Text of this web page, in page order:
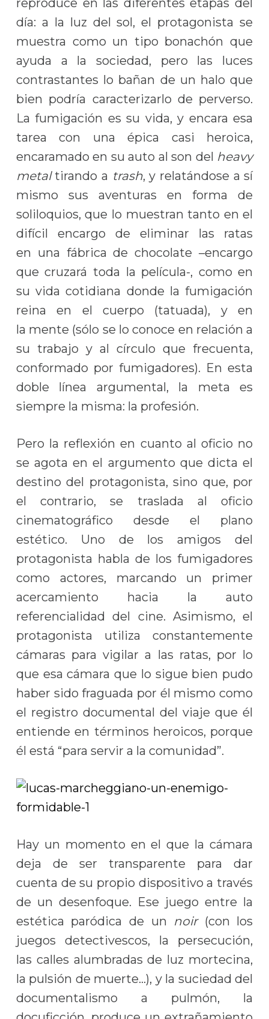
reproduce en las diferentes etapas del
día: a la luz del sol, el protagonista se
muestra como un tipo bonachón que
ayuda a la sociedad, pero las luces
contrastantes lo bañan de un halo que
bien podría caracterizarlo de perverso.
La fumigación es su vida, y encara esa
tarea con una épica casi heroica,
encaramado en su auto al son del heavy
metaltirando a trash, y relatándose a sí
mismo sus aventuras en forma de
soliloquios, que lo muestran tanto en el
difícil encargo de eliminar las ratas
en una fábrica de chocolate –encargo
que cruzará toda la película-, como en
su vida cotidiana donde la fumigación
reina en el cuerpo (tatuada), y en
la mente (sólo se lo conoce en relación a
su trabajo y al círculo que frecuenta,
conformado por fumigadores). En esta
doble línea argumental, la meta es
siempre la misma: la profesión.
Pero la reflexión en cuanto al oficio no
se agota en el argumento que dicta el
destino del protagonista, sino que, por
el contrario, se traslada al oficio
cinematográfico desde el plano
estético. Uno de los amigos del
protagonista habla de los fumigadores
como actores, marcando un primer
acercamiento hacia la auto
referencialidad del cine. Asimismo, el
protagonista utiliza constantemente
cámaras para vigilar a las ratas, por lo
que esa cámara que lo sigue bien pudo
haber sido fraguada por él mismo como
el registro documental del viaje que él
entiende en términos heroicos, porque
él está “para servir a la comunidad”.
Hay un momento en el que la cámara
deja de ser transparente para dar
cuenta de su propio dispositivo a través
de un desenfoque. Ese juego entre la
estética paródica de un noir (con los
juegos detectivescos, la persecución,
las calles alumbradas de luz mortecina,
la pulsión de muerte…), y la suciedad del
documentalismo a pulmón, la